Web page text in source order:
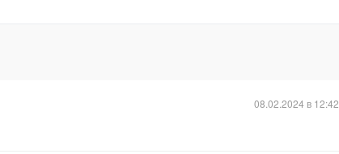
08.02.2024 в 12:42